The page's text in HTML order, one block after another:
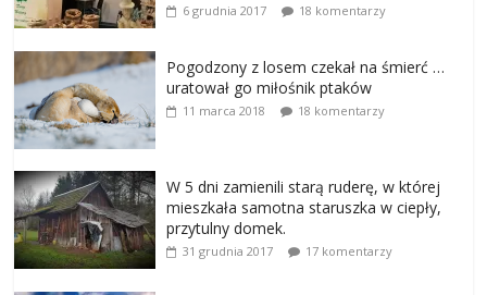
6 grudnia 2017 18 komentarzy
Pogodzony z losem czekał na śmierć …
uratował go miłośnik ptaków
11 marca 2018 18 komentarzy
W 5 dni zamienili starą ruderę, w której
mieszkała samotna staruszka w ciepły,
przytulny domek.
31 grudnia 2017 17 komentarzy